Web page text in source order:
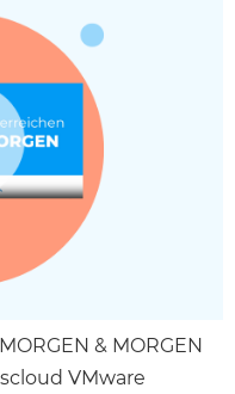
& MORGEN
VMware